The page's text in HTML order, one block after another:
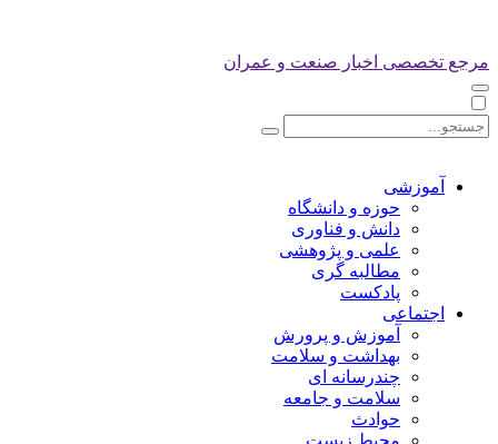
مرجع تخصصی اخبار صنعت و عمران
آموزشی
حوزه و دانشگاه
دانش و فناوری
علمی و پژوهشی
مطالبه گری
پادکست
اجتماعی
آموزش و پرورش
بهداشت و سلامت
چندرسانه ای
سلامت و جامعه
حوادث
محیط زیست